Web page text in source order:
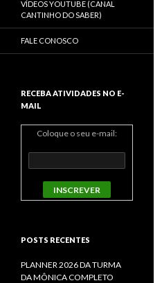
VÍDEOS YOUTUBE (CANAL
CANTINHO DO SABER)
FALE CONOSCO
RECEBA ATIVIDADES NO E-
MAIL
Coloque o seu e-mail:
POSTS RECENTES
PLANNER 2026 DA TURMA
DA MÔNICA COMPLETO